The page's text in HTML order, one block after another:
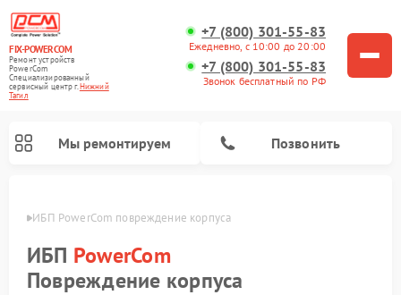
FIX-POWERCOM
Ремонт устройств
PowerCom
Специализированный
cервисный центр г.Нижний
Тагил
+7 (800) 301-55-83
Ежедневно, с 10:00 до 20:00
+7 (800) 301-55-83
Звонок бесплатный по РФ
Мы ремонтируем Позвонить
ИБП PowerCom повреждение корпуса
ИБП PowerCom
Повреждение корпуса